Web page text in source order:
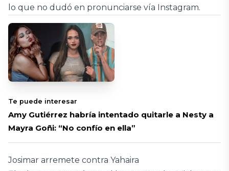
lo que no dudó en pronunciarse vía Instagram.
Te puede interesar
Amy Gutiérrez habría intentado quitarle a Nesty a
Mayra Goñi: “No confío en ella”
Josimar arremete contra Yahaira